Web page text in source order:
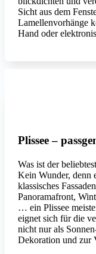
Sicht aus dem
Lamellenvorhänge
Hand oder
Plissee –
Was ist der
Kein Wunder, denn
klassisches
Panoramafront,
… ein Plissee
eignet sich für die
nicht nur als
Dekoration und zur